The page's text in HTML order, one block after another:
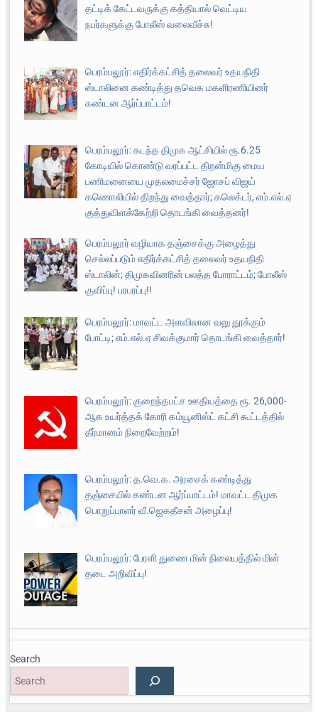
தட்டிக் கேட்டவருக்கு கத்தியால் வெட்டிய
நபர்களுக்கு போலீஸ் வலைவீச்சு!
பெரம்பலூர்: எதிர்க்கட்சித் தலைவர் உதயநிதி
ஸ்டாலினை கண்டித்து தவெக மகளிரணியினர்
கண்டன ஆர்ப்பாட்டம்!
பெரம்பலூர்: கடந்த திமுக ஆட்சியில் ரூ.6.25
கோடியில் கொண்டு வரப்பட்ட திறன்மிகு மைய
பணிமனையை முதலமைச்சர் ஜோசப் விஜய்
கணொலியில் திறந்து வைத்தார்; கலெக்டர், எம்.எல்.ஏ
குத்துவிளக்கேற்றி தொடங்கி வைத்தனர்!
பெரம்பலூர் வழியாக தஞ்சைக்கு அழைத்து
செல்லப்படும் எதிர்க்கட்சித் தலைவர் உதயநிதி
ஸ்டாலின்; திமுகவினரின் பலத்த போராட்டம்; போலீஸ்
குவிப்பு! பரபரப்பு!!
பெரம்பலூர்: மாவட்ட அளவிலான வலு தூக்கும்
போட்டி; எம்.எல்.ஏ சிவக்குமார் தொடங்கி வைத்தார்!
பெரம்பலூர்: குறைந்தபட்ச ஊதியத்தை ரூ. 26,000-
ஆக உயர்த்தக் கோரி கம்யூனிஸ்ட் கட்சி கூட்டத்தில்
தீர்மானம் நிறைவேற்றம்!
பெரம்பலூர்: த.வெ.க. அரசைக் கண்டித்து
தஞ்சையில் கண்டன ஆர்ப்பாட்டம்! மாவட்ட திமுக
பொறுப்பாளர் வீ.ஜெகதீசன் அழைப்பு!
பெரம்பலூர்: பேரளி துணை மின் நிலையத்தில் மின்
தடை அறிவிப்பு!
Search